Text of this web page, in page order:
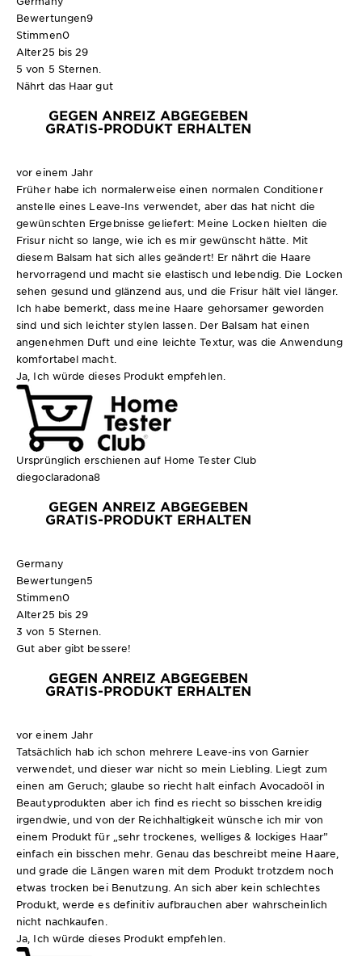
Bewertungen9
Stimmen0
Alter25 bis 29
5 von 5 Sternen.
Nährt das Haar gut
GEGEN ANREIZ ABGEGEBEN
GRATIS-PRODUKT ERHALTEN
vor einem Jahr
Früher habe ich normalerweise einen normalen Conditioner
anstelle eines Leave-Ins verwendet, aber das hat nicht die
gewünschten Ergebnisse geliefert: Meine Locken hielten die
Frisur nicht so lange, wie ich es mir gewünscht hätte. Mit
diesem Balsam hat sich alles geändert! Er nährt die Haare
hervorragend und macht sie elastisch und lebendig. Die Locken
sehen gesund und glänzend aus, und die Frisur hält viel länger.
Ich habe bemerkt, dass meine Haare gehorsamer geworden
sind und sich leichter stylen lassen. Der Balsam hat einen
angenehmen Duft und eine leichte Textur, was die Anwendung
komfortabel macht.
Ja, Ich würde dieses Produkt empfehlen.
Ursprünglich erschienen auf Home Tester Club
diegoclaradona8
GEGEN ANREIZ ABGEGEBEN
GRATIS-PRODUKT ERHALTEN
Germany
Bewertungen5
Stimmen0
Alter25 bis 29
3 von 5 Sternen.
Gut aber gibt bessere!
GEGEN ANREIZ ABGEGEBEN
GRATIS-PRODUKT ERHALTEN
vor einem Jahr
Tatsächlich hab ich schon mehrere Leave-ins von Garnier
verwendet, und dieser war nicht so mein Liebling. Liegt zum
einen am Geruch; glaube so riecht halt einfach Avocadoöl in
Beautyprodukten aber ich find es riecht so bisschen kreidig
irgendwie, und von der Reichhaltigkeit wünsche ich mir von
einem Produkt für „sehr trockenes, welliges & lockiges Haar”
einfach ein bisschen mehr. Genau das beschreibt meine Haare,
und grade die Längen waren mit dem Produkt trotzdem noch
etwas trocken bei Benutzung. An sich aber kein schlechtes
Produkt, werde es definitiv aufbrauchen aber wahrscheinlich
nicht nachkaufen.
Ja, Ich würde dieses Produkt empfehlen.